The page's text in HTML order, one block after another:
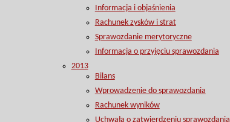
Informacja i objaśnienia
Rachunek zysków i strat
Sprawozdanie merytoryczne
Informacja o przyjęciu sprawozdania
2013
Bilans
Wprowadzenie do sprawozdania
Rachunek wyników
Uchwała o zatwierdzeniu sprawozdania